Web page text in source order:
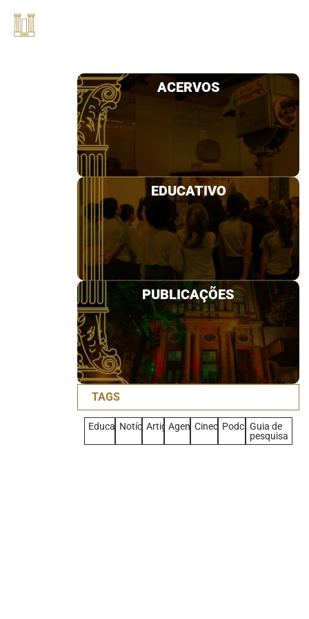
ACERVOS
EDUCATIVO
PUBLICAÇÕES
TAGS
EducativoNotíciasArtigoAgendaCineclubPodcastGuia de
pesquisa